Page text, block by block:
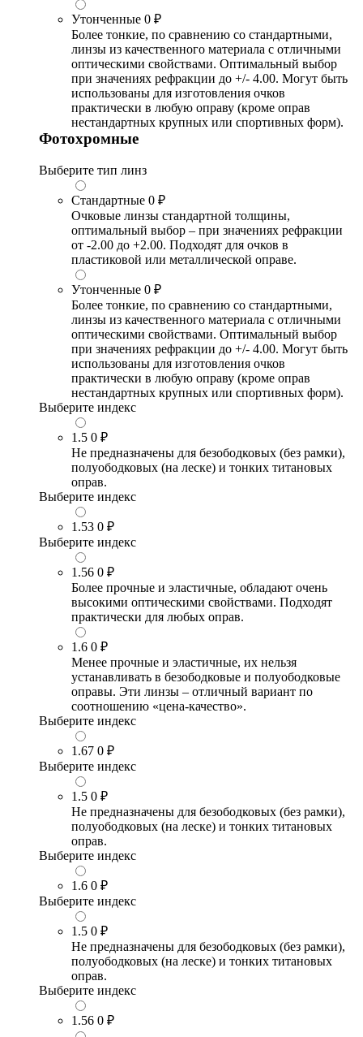
Утонченные 0 ₽
Более тонкие, по сравнению со стандартными,
линзы из качественного материала с отличными
оптическими свойствами. Оптимальный выбор
при значениях рефракции до +/- 4.00. Могут быть
использованы для изготовления очков
практически в любую оправу (кроме оправ
нестандартных крупных или спортивных форм).
Фотохромные
Выберите тип линз
Стандартные 0 ₽
Очковые линзы стандартной толщины,
оптимальный выбор – при значениях рефракции
от -2.00 до +2.00. Подходят для очков в
пластиковой или металлической оправе.
Утонченные 0 ₽
Более тонкие, по сравнению со стандартными,
линзы из качественного материала с отличными
оптическими свойствами. Оптимальный выбор
при значениях рефракции до +/- 4.00. Могут быть
использованы для изготовления очков
практически в любую оправу (кроме оправ
нестандартных крупных или спортивных форм).
Выберите индекс
1.5 0 ₽
Не предназначены для безободковых (без рамки),
полуободковых (на леске) и тонких титановых
оправ.
Выберите индекс
1.53 0 ₽
Выберите индекс
1.56 0 ₽
Более прочные и эластичные, обладают очень
высокими оптическими свойствами. Подходят
практически для любых оправ.
1.6 0 ₽
Менее прочные и эластичные, их нельзя
устанавливать в безободковые и полуободковые
оправы. Эти линзы – отличный вариант по
соотношению «цена-качество».
Выберите индекс
1.67 0 ₽
Выберите индекс
1.5 0 ₽
Не предназначены для безободковых (без рамки),
полуободковых (на леске) и тонких титановых
оправ.
Выберите индекс
1.6 0 ₽
Выберите индекс
1.5 0 ₽
Не предназначены для безободковых (без рамки),
полуободковых (на леске) и тонких титановых
оправ.
Выберите индекс
1.56 0 ₽